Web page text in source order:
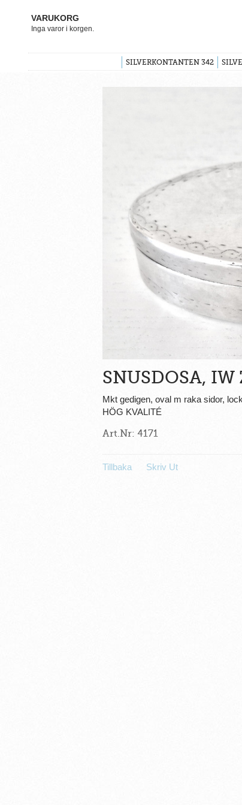
VARUKORG
Inga varor i korgen.
SILVERKONTANTEN 342
SNUSDOSA,
Mkt gedigen, oval m raka sidor,
HÖG KVALITÉ
Art.Nr: 4171
Tillbaka Skriv Ut